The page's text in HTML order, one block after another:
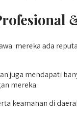
mereka ada
juga mendapati
mereka.
keamanan di